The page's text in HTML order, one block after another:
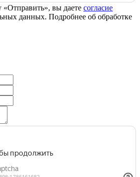
вы даете согласие
данных. Подробнее об обработке